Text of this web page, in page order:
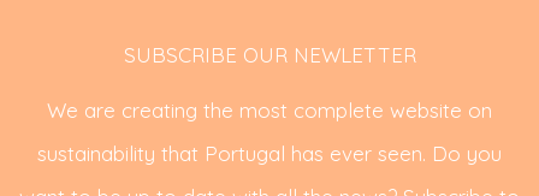
SUBSCRIBE OUR NEWLETTER
We are creating the most complete website on
sustainability that Portugal has ever seen. Do you